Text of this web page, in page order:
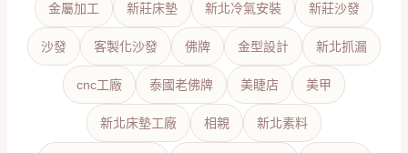
金屬加工 新莊床墊 新北冷氣安裝 新莊沙發
沙發 客製化沙發 佛牌 金型設計 新北抓漏
cnc工廠 泰國老佛牌 美睫店 美甲
新北床墊工廠 相親 新北素料